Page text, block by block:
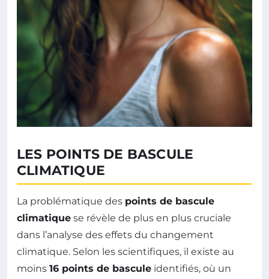
LES POINTS DE BASCULE
CLIMATIQUE
La problématique des points de bascule
climatique se révèle de plus en plus cruciale
dans l’analyse des effets du changement
climatique. Selon les scientifiques, il existe au
moins 16 points de bascule identifiés, où un